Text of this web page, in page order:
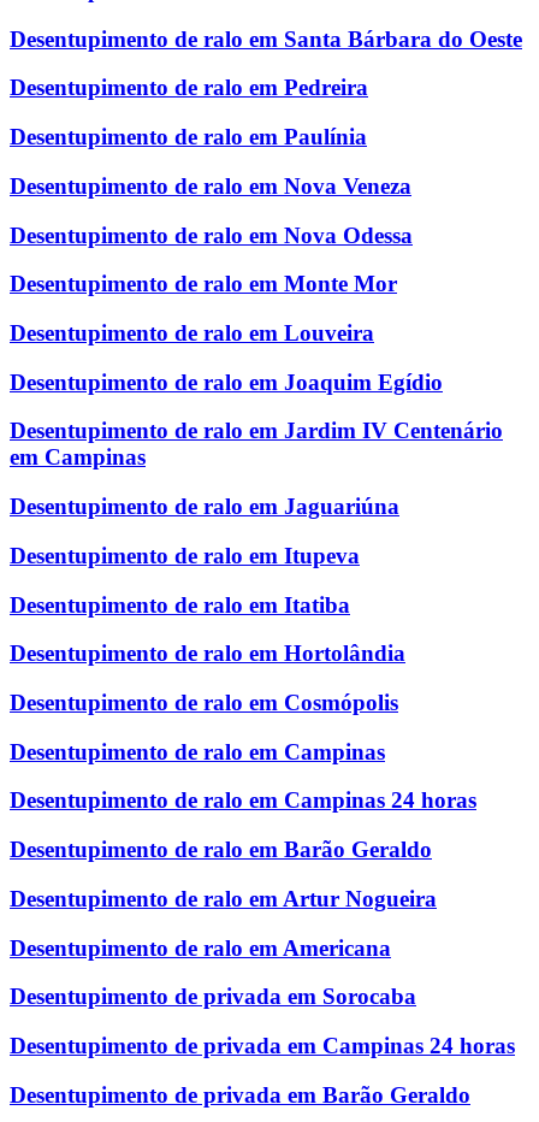
Desentupimento de ralo em Santa Bárbara do Oeste
Desentupimento de ralo em Pedreira
Desentupimento de ralo em Paulínia
Desentupimento de ralo em Nova Veneza
Desentupimento de ralo em Nova Odessa
Desentupimento de ralo em Monte Mor
Desentupimento de ralo em Louveira
Desentupimento de ralo em Joaquim Egídio
Desentupimento de ralo em Jardim IV Centenário
em Campinas
Desentupimento de ralo em Jaguariúna
Desentupimento de ralo em Itupeva
Desentupimento de ralo em Itatiba
Desentupimento de ralo em Hortolândia
Desentupimento de ralo em Cosmópolis
Desentupimento de ralo em Campinas
Desentupimento de ralo em Campinas 24 horas
Desentupimento de ralo em Barão Geraldo
Desentupimento de ralo em Artur Nogueira
Desentupimento de ralo em Americana
Desentupimento de privada em Sorocaba
Desentupimento de privada em Campinas 24 horas
Desentupimento de privada em Barão Geraldo